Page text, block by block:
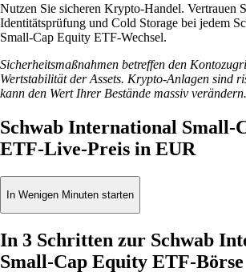
Nutzen Sie sicheren Krypto-Handel. Vertrauen
Identitätsprüfung und Cold Storage bei jedem
Small-Cap Equity ETF-Wechsel.
Sicherheitsmaßnahmen betreffen den
Wertstabilität der Assets. Krypto-Anlagen sind
kann den Wert Ihrer Bestände massiv verändern.
Schwab International Small-
ETF-Live-Preis in EUR
In Wenigen Minuten starten
In 3 Schritten zur Schwab
Small-Cap Equity ETF-Börse